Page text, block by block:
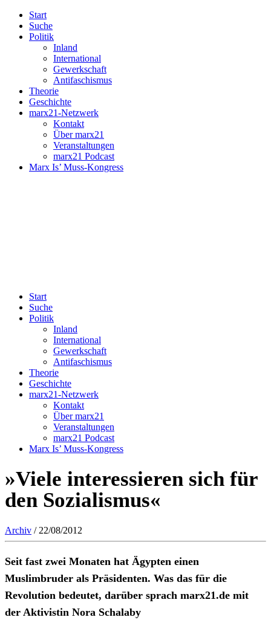
Start
Suche
Politik
Inland
International
Gewerkschaft
Antifaschismus
Theorie
Geschichte
marx21-Netzwerk
Kontakt
Über marx21
Veranstaltungen
marx21 Podcast
Marx Is’ Muss-Kongress
Start
Suche
Politik
Inland
International
Gewerkschaft
Antifaschismus
Theorie
Geschichte
marx21-Netzwerk
Kontakt
Über marx21
Veranstaltungen
marx21 Podcast
Marx Is’ Muss-Kongress
»Viele interessieren sich für
den Sozialismus«
Archiv / 22/08/2012
Seit fast zwei Monaten hat Ägypten einen
Muslimbruder als Präsidenten. Was das für die
Revolution bedeutet, darüber sprach marx21.de mit
der Aktivistin Nora Schalaby